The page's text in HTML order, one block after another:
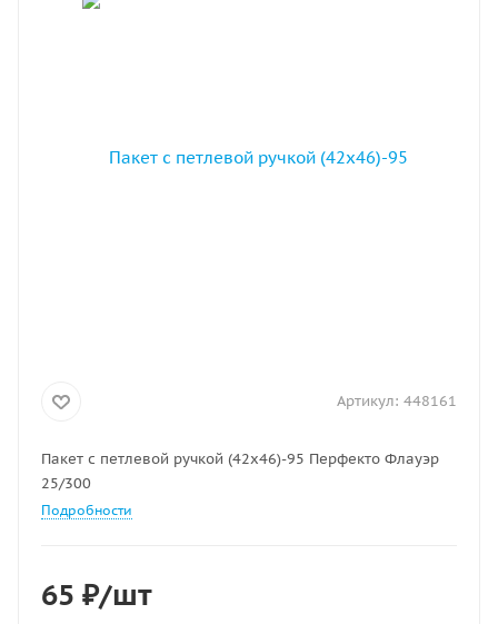
Артикул: 448161
Пакет с петлевой ручкой (42х46)-95 Перфекто Флауэр
25/300
Подробности
65 ₽/шт